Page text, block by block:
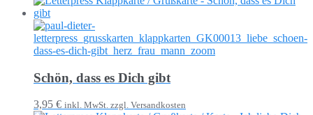
Schön, dass es Dich gibt
3,95 € inkl. MwSt. zzgl. Versandkosten